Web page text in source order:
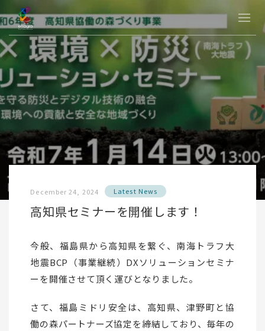
December 24, 2024 Latest News
高知県セミナーを開催します！
今般、福島県から高知県を繋ぐ、南海トラフ大
地震BCP（事業継続）DXソリューションセミナ
ーを開催させて頂く運びとなりました。
さて、福島ミドリ安全は、高知県、津野町と協
働の森パートナーズ協定を締結しており、毎年の